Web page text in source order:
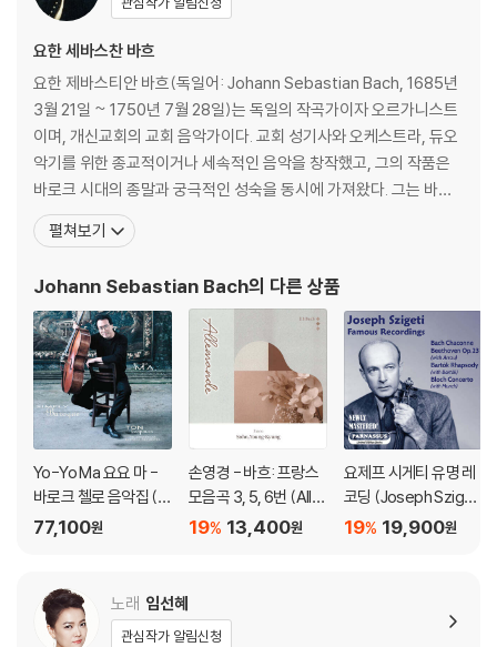
요한 세바스찬 바흐
요한 제바스티안 바흐(독일어: Johann Sebastian Bach, 1685년
3월 21일 ~ 1750년 7월 28일)는 독일의 작곡가이자 오르가니스트
이며, 개신교회의 교회 음악가이다. 교회 성기사와 오케스트라, 듀오
악기를 위한 종교적이거나 세속적인 음악을 창작했고, 그의 작품은
바로크 시대의 종말과 궁극적인 성숙을 동시에 가져왔다. 그는 바로
크 시대의 최후에 위치하는 대가로서, 일반적인 작품은 독일음악의
전통에 깊이 뿌리박고 있을 뿐 아니라, 그 위에 이탈리아나 프랑스의
였다. 종교적 작품은 기존 구교 음
펼쳐보기
Johann Sebastian Bach의 다른 상품
Yo-Yo Ma 요요 마 -
바로크 첼로 음악집 (Si
mply Baroque) [청록
77,100원
손영경 - 바흐: 프랑스
모음곡 3, 5, 6번 (Alle
mande)13,400원
19%
요제프 시게티 유명 레
코딩 (Joseph Szigeti
Famous Recording
19,900원
19%
노래 임선혜
관심작가 알림신청